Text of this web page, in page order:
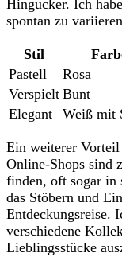
Hingucker. Ich
spontan zu
Stil
Pastell
Rosa
Verspielt Bunt
Elegant
Weiß mit
Ein weiterer
⁢Online-Shops sind
finden, oft sogar in​
das Stöbern und
Entdeckungsreise.
verschiedene
Lieblingsstücke